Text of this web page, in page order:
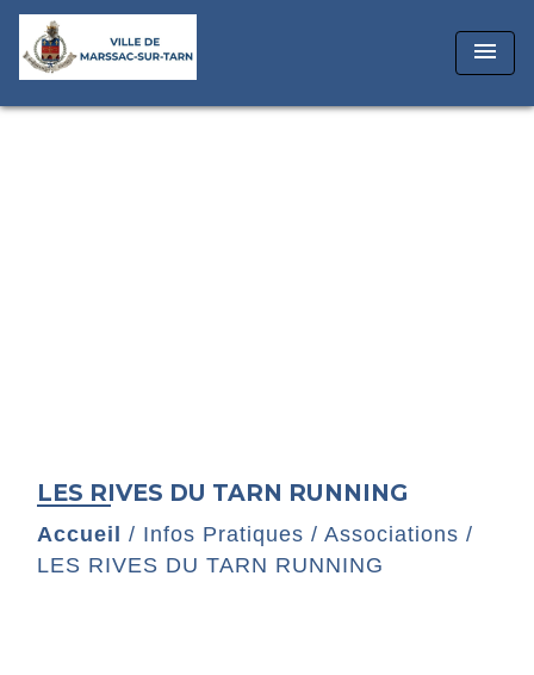
menu
LES RIVES DU TARN RUNNING
Accueil / Infos Pratiques / Associations /
LES RIVES DU TARN RUNNING